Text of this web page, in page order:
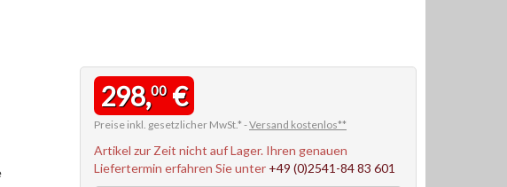
298,00€
Preise inkl. gesetzlicher MwSt.* -Versand kostenlos**
Artikel zur Zeit nicht auf Lager. Ihren genauen
Liefertermin erfahren Sie unter +49 (0)2541-84 83 601